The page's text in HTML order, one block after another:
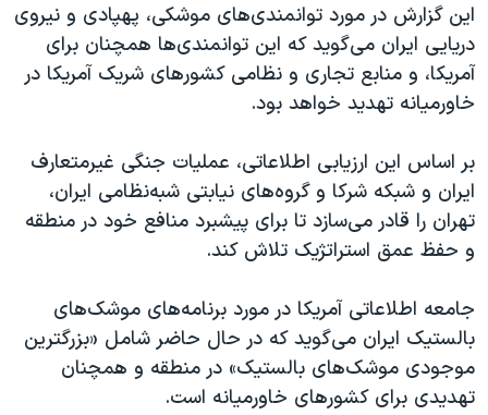
این گزارش در مورد توانمندی‌های موشکی، پهپادی و نیروی
دریایی ایران می‌گوید که این توانمندی‌ها همچنان برای
آمریکا، و منابع تجاری و نظامی کشورهای شریک آمریکا در
خاورمیانه تهدید خواهد بود.
بر اساس این ارزیابی اطلاعاتی، عملیات‌ جنگی غیرمتعارف
ایران و شبکه شرکا و گروه‌های نیابتی شبه‌نظامی ایران،
تهران را قادر می‌سازد تا برای پیشبرد منافع خود در منطقه
و حفظ عمق استراتژیک تلاش کند.
جامعه اطلاعاتی آمریکا در مورد برنامه‌های موشک‌های
بالستیک ایران می‌گوید که در حال حاضر شامل «بزرگترین
موجودی موشک‌های بالستیک» در منطقه و همچنان
تهدیدی برای کشورهای خاورمیانه است.